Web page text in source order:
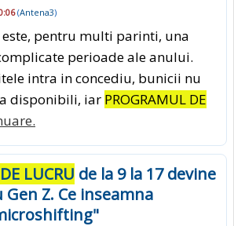
(Antena3)
este, pentru multi parinti, una
perioade ale anului.
intra in concediu, bunicii nu
disponibili, iar PROGRAMUL DE
LUCRU de la 9 la 17 devine
Z. Ce inseamna